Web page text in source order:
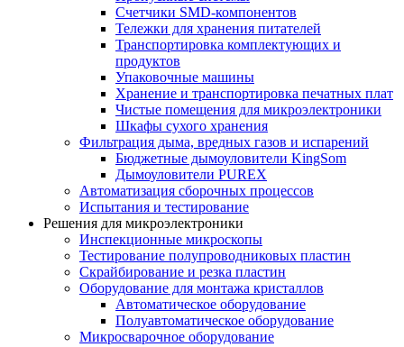
Счетчики SMD-компонентов
Тележки для xранения питателей
Транспортировка комплектующих и
продуктов
Упаковочные машины
Хранение и транспортировка печатных плат
Чистые помещения для микроэлектроники
Шкафы сухого хранения
Фильтрация дыма, вредных газов и испарений
Бюджетные дымоуловители KingSom
Дымоуловители PUREX
Автоматизация сборочных процессов
Испытания и тестирование
Решения для микроэлектроники
Инспекционные микроскопы
Тестирование полупроводниковых пластин
Скрайбирование и резка пластин
Оборудование для монтажа кристаллов
Автоматическое оборудование
Полуавтоматическое оборудование
Микросварочное оборудование